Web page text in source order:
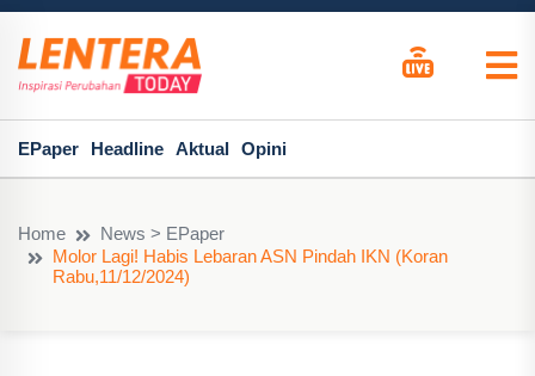
EPaper Headline Aktual Opini
Home
News > EPaper
Molor Lagi! Habis Lebaran ASN Pindah IKN (Koran
Rabu,11/12/2024)